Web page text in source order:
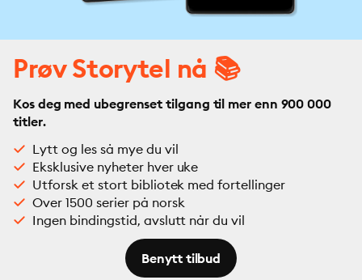
Prøv Storytel nå 📚
Kos deg med ubegrenset tilgang til mer enn 900 000
titler.
Lytt og les så mye du vil
Eksklusive nyheter hver uke
Utforsk et stort bibliotek med fortellinger
Over 1500 serier på norsk
Ingen bindingstid, avslutt når du vil
Benytt tilbud